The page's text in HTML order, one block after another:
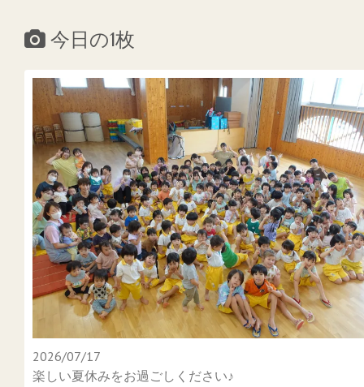
今日の1枚
2026/07/17
楽しい夏休みをお過ごしください♪